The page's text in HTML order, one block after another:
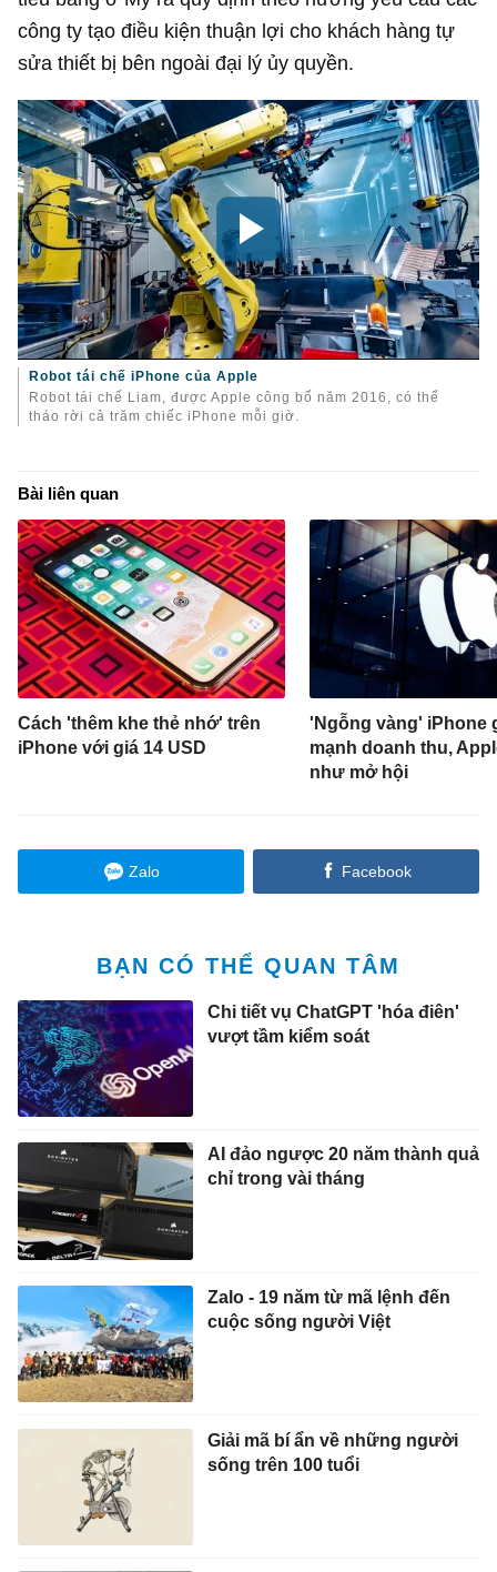
công ty tạo điều kiện thuận lợi cho khách hàng tự
sửa thiết bị bên ngoài đại lý ủy quyền.
Robot tái chế iPhone của Apple
Robot tái chế Liam, được Apple công bố năm 2016, có thể
tháo rời cả trăm chiếc iPhone mỗi giờ.
Bài liên quan
Cách 'thêm khe thẻ nhớ' trên
iPhone với giá 14 USD
'Ngỗng vàng' iPhone
mạnh doanh thu,
như mở hội
Zalo Facebook
BẠN CÓ THỂ QUAN TÂM
Chi tiết vụ ChatGPT 'hóa điên'
vượt tầm kiểm soát
AI đảo ngược 20 năm thành quả
chỉ trong vài tháng
Zalo - 19 năm từ mã lệnh đến
cuộc sống người Việt
Giải mã bí ẩn về những người
sống trên 100 tuổi